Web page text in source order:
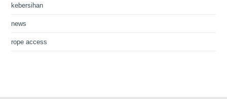
kebersihan
news
rope access